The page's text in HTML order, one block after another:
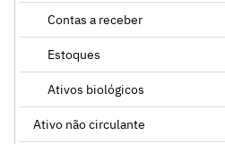
Contas a receber
Estoques
Ativos biológicos
Ativo não circulante